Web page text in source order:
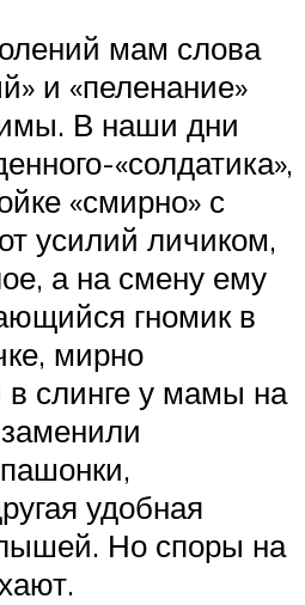
мам слова
и «пеленание»
В наши дни
«солдатика»,
«смирно» с
усилий личиком,
а на смену ему
гномик в
мирно
слинге у мамы на
удобная
Но споры на